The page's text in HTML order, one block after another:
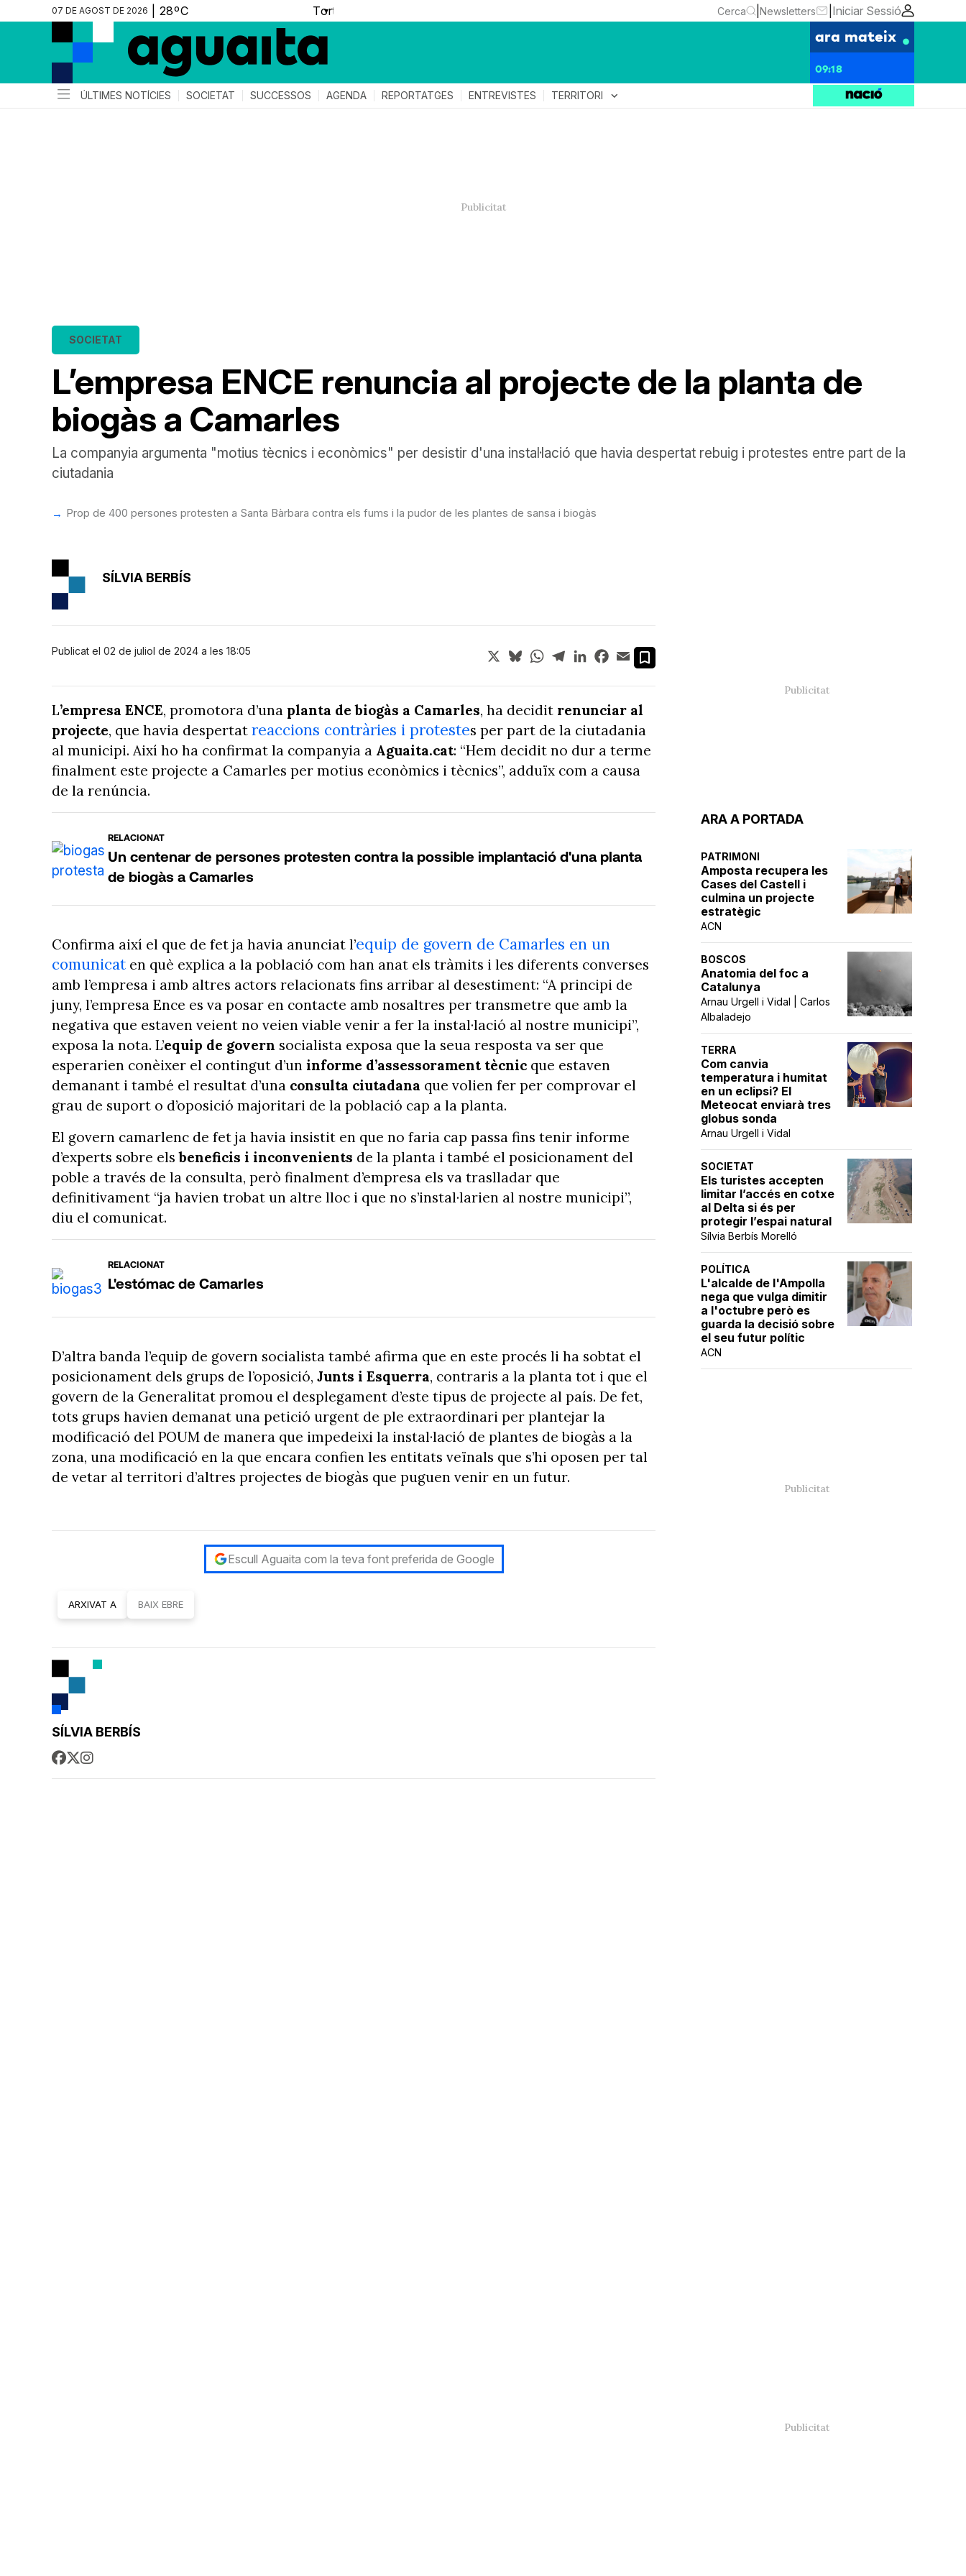
07 DE AGOST DE 2026 ▼ Cerca Newsletters Iniciar Sessió
ara mateix
09:18
ÚLTIMES NOTÍCIES SOCIETAT SUCCESSOS AGENDA REPORTATGES ENTREVISTES TERRITORI expand_more
L’empresa ENCE renuncia al projecte de la planta de
biogàs a Camarles
SOCIETAT
La companyia argumenta "motius tècnics i econòmics" per desistir d'una instal·lació que havia despertat rebuig i protestes entre part de la
ciutadania
Prop de 400 persones protesten a Santa Bàrbara contra els fums i la pudor de les plantes de sansa i biogàs
ARA A PORTADA
PATRIMONI
Amposta recupera les
Cases del Castell i
culmina un projecte
estratègic
ACN
BOSCOS
Anatomia del foc a
Catalunya
Arnau Urgell i Vidal | Carlos
Albaladejo
TERRA
Com canvia
temperatura i humitat
en un eclipsi? El
Meteocat enviarà tres
globus sonda
Arnau Urgell i Vidal
SOCIETAT
Els turistes accepten
limitar l’accés en cotxe
al Delta si és per
protegir l’espai natural
Sílvia Berbís Morelló
POLÍTICA
L'alcalde de l'Ampolla
nega que vulga dimitir
a l'octubre però es
guarda la decisió sobre
el seu futur polític
ACN
SÍLVIA BERBÍS
Publicat el 02 de juliol de 2024 a les 18:05 X BlueskyWhatsApp
TelegramLinkedInFacebook
Email
L’empresa ENCE, promotora d’una planta de biogàs a Camarles, ha decidit renunciar al
projecte, que havia despertat reaccions contràries i protestes per part de la ciutadania
al municipi. Així ho ha confirmat la companyia a Aguaita.cat: “Hem decidit no dur a terme
finalment este projecte a Camarles per motius econòmics i tècnics”, adduïx com a causa
de la renúncia.
RELACIONAT
Un centenar de persones protesten contra la possible implantació d'una planta
de biogàs a Camarles
Confirma així el que de fet ja havia anunciat l’equip de govern de Camarles en un
comunicat en què explica a la població com han anat els tràmits i les diferents converses
amb l’empresa i amb altres actors relacionats fins arribar al desestiment: “A principi de
juny, l’empresa Ence es va posar en contacte amb nosaltres per transmetre que amb la
negativa que estaven veient no veien viable venir a fer la instal·lació al nostre municipi”,
exposa la nota. L’equip de govern socialista exposa que la seua resposta va ser que
esperarien conèixer el contingut d’un informe d’assessorament tècnic que estaven
demanant i també el resultat d’una consulta ciutadana que volien fer per comprovar el
grau de suport o d’oposició majoritari de la població cap a la planta.
El govern camarlenc de fet ja havia insistit en que no faria cap passa fins tenir informe
d’experts sobre elsbeneficis i inconvenients de la planta i també el posicionament del
poble a través de la consulta, però finalment d’empresa els va traslladar que
definitivament “ja havien trobat un altre lloc i que no s’instal·larien al nostre municipi”,
diu el comunicat.
RELACIONAT
L'estómac de Camarles
D’altra banda l’equip de govern socialista també afirma que en este procés li ha sobtat el
posicionament dels grups de l’oposició, Junts i Esquerra, contraris a la planta tot i que el
govern de la Generalitat promou el desplegament d’este tipus de projecte al país. De fet,
tots grups havien demanat una petició urgent de ple extraordinari per plantejar la
modificació del POUM de manera que impedeixi la instal·lació de plantes de biogàs a la
zona, una modificació en la que encara confien les entitats veïnals que s’hi oposen per tal
de vetar al territori d’altres projectes de biogàs que puguen venir en un futur.
Escull Aguaita com la teva font preferida de Google
ARXIVAT A BAIX EBRE
SÍLVIA BERBÍS